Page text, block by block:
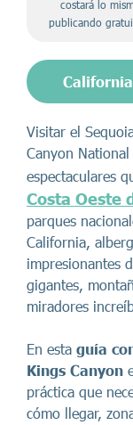
costará lo
publicando
California
Visitar el
Canyon
espectaculares
Costa Oeste
parques
California,
impresionantes
gigantes,
miradores
En esta guía
Kings Canyon
práctica que
cómo llegar,